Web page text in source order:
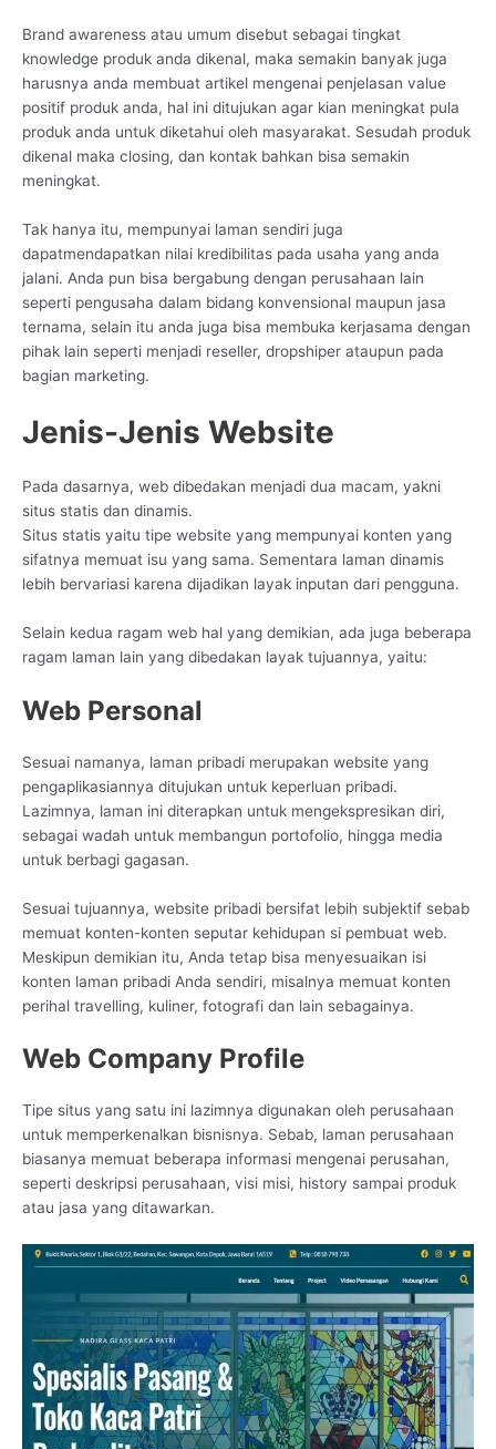
Brand awareness atau umum disebut sebagai tingkat
knowledge produk anda dikenal, maka semakin banyak juga
harusnya anda membuat artikel mengenai penjelasan value
positif produk anda, hal ini ditujukan agar kian meningkat pula
produk anda untuk diketahui oleh masyarakat. Sesudah produk
dikenal maka closing, dan kontak bahkan bisa semakin
meningkat.
Tak hanya itu, mempunyai laman sendiri juga
dapatmendapatkan nilai kredibilitas pada usaha yang anda
jalani. Anda pun bisa bergabung dengan perusahaan lain
seperti pengusaha dalam bidang konvensional maupun jasa
ternama, selain itu anda juga bisa membuka kerjasama dengan
pihak lain seperti menjadi reseller, dropshiper ataupun pada
bagian marketing.
Jenis-Jenis Website
Pada dasarnya, web dibedakan menjadi dua macam, yakni
situs statis dan dinamis.
Situs statis yaitu tipe website yang mempunyai konten yang
sifatnya memuat isu yang sama. Sementara laman dinamis
lebih bervariasi karena dijadikan layak inputan dari pengguna.
Selain kedua ragam web hal yang demikian, ada juga beberapa
ragam laman lain yang dibedakan layak tujuannya, yaitu:
Web Personal
Sesuai namanya, laman pribadi merupakan website yang
pengaplikasiannya ditujukan untuk keperluan pribadi.
Lazimnya, laman ini diterapkan untuk mengekspresikan diri,
sebagai wadah untuk membangun portofolio, hingga media
untuk berbagi gagasan.
Sesuai tujuannya, website pribadi bersifat lebih subjektif sebab
memuat konten-konten seputar kehidupan si pembuat web.
Meskipun demikian itu, Anda tetap bisa menyesuaikan isi
konten laman pribadi Anda sendiri, misalnya memuat konten
perihal travelling, kuliner, fotografi dan lain sebagainya.
Web Company Profile
Tipe situs yang satu ini lazimnya digunakan oleh perusahaan
untuk memperkenalkan bisnisnya. Sebab, laman perusahaan
biasanya memuat beberapa informasi mengenai perusahan,
seperti deskripsi perusahaan, visi misi, history sampai produk
atau jasa yang ditawarkan.